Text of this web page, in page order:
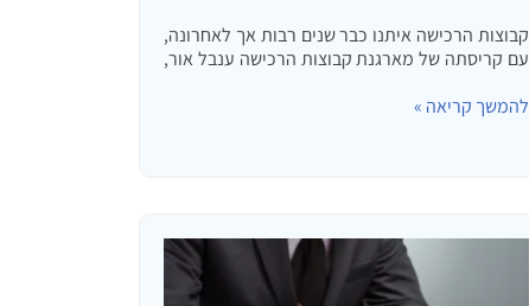
קבוצות הרכישה איתנו כבר שנים רבות אך לאחרונה,
עם קריסתה של מארגנת קבוצות הרכישה ענבל אור,
רכישה? קבוצת רכישה הינה קבוצת אנשים אשר
להמשך קריאה »